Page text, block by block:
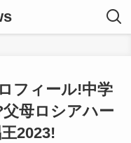
フィール!中学
母ロシアハー
2023!